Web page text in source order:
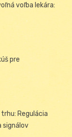
voľba lekára:
pre
Regulácia
signálov